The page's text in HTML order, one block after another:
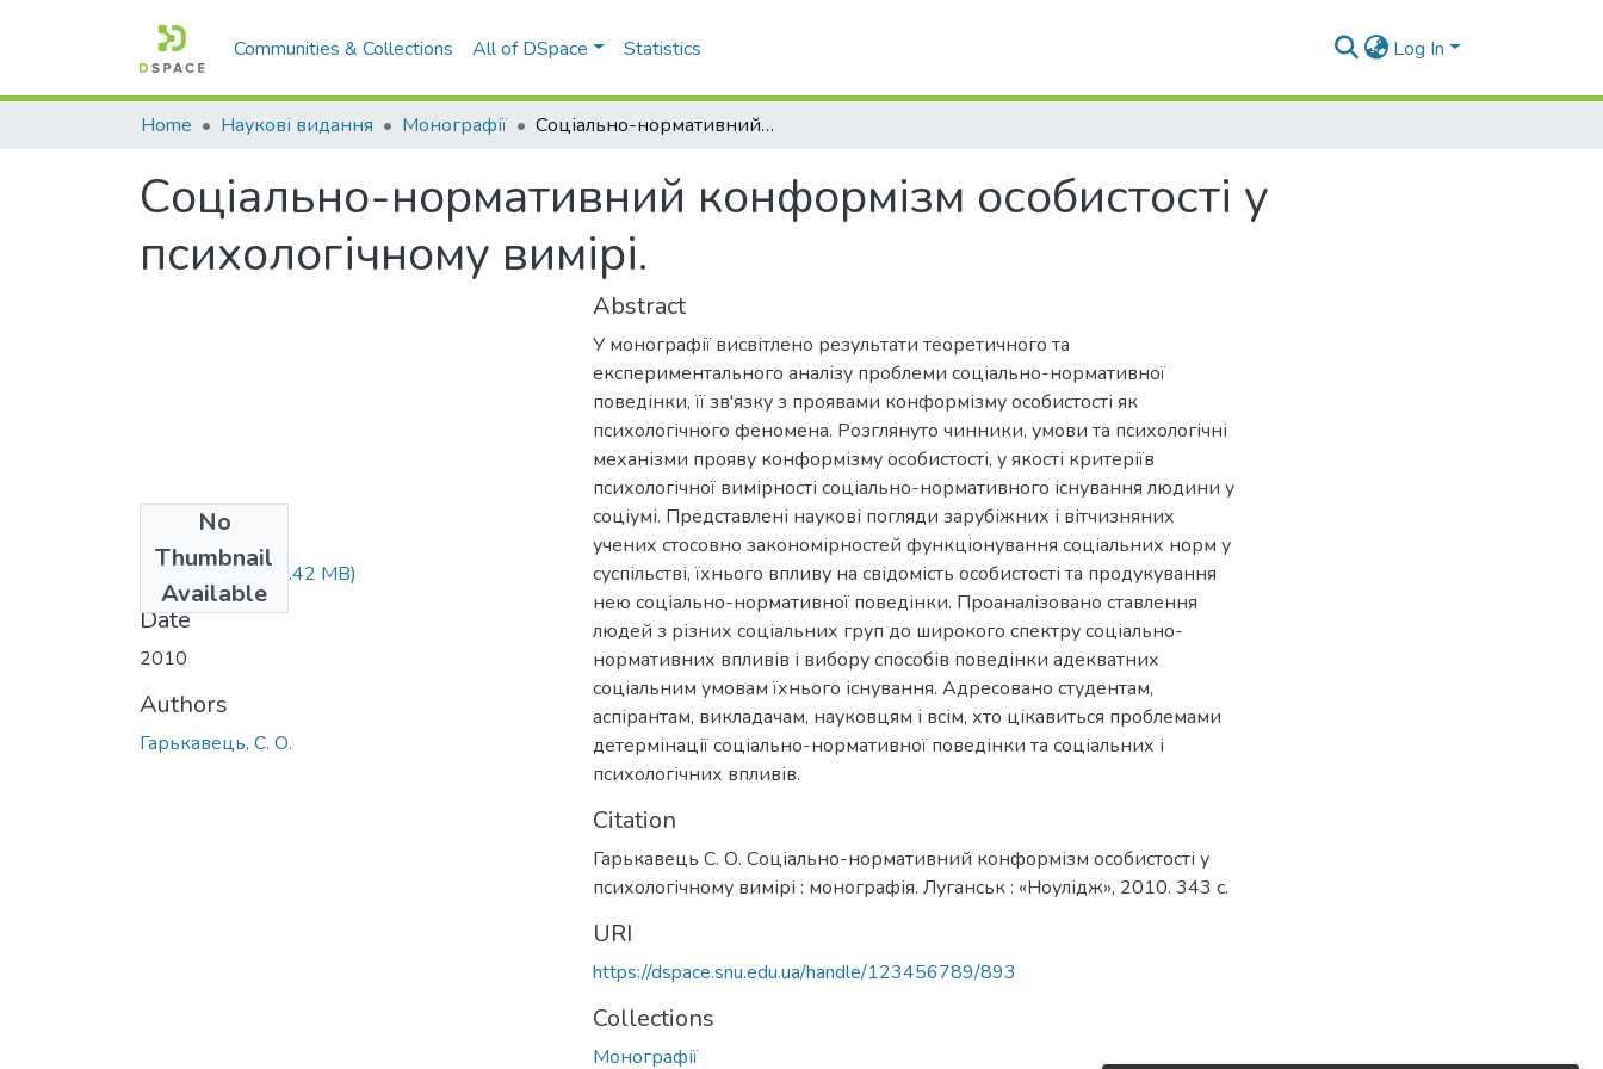
Communities & Collections All of DSpace Statistics Log In
Home Наукові видання Монографії Соціально-нормативний конформізм особистості у психологічному вимірі.
Соціально-нормативний конформізм особистості у
психологічному вимірі.
No
Thumbnail
Available
51543381.pdf(2.42 MB)
Date
2010
Authors
Гарькавець, С. О.
Abstract
У монографії висвітлено результати теоретичного та
експериментального аналізу проблеми соціально-нормативної
поведінки, її зв'язку з проявами конформізму особистості як
психологічного феномена. Розглянуто чинники, умови та психологічні
механізми прояву конформізму особистості, у якості критеріїв
психологічної вимірності соціально-нормативного існування людини у
соціумі. Представлені наукові погляди зарубіжних і вітчизняних
учених стосовно закономірностей функціонування соціальних норм у
суспільстві, їхнього впливу на свідомість особистості та продукування
нею соціально-нормативної поведінки. Проаналізовано ставлення
людей з різних соціальних груп до широкого спектру соціально-
нормативних впливів і вибору способів поведінки адекватних
соціальним умовам їхнього існування. Адресовано студентам,
аспірантам, викладачам, науковцям і всім, хто цікавиться проблемами
детермінації соціально-нормативної поведінки та соціальних і
психологічних впливів.
Citation
Гарькавець С. О. Соціально-нормативний конформізм особистості у
психологічному вимірі : монографія. Луганськ : «Ноулідж», 2010. 343 с.
URI
https://dspace.snu.edu.ua/handle/123456789/893
Collections
Монографії